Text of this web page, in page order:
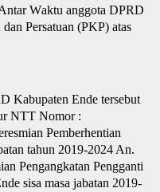
ntarWaktu anggota DPRD
dan Persatuan (PKP)atas
Kabupaten Ende tersebut
NTT Nomor :
Pemberhentian
tahun 2019-2024 An.
Pengangkatan Pengganti
sisa masa jabatan 2019-